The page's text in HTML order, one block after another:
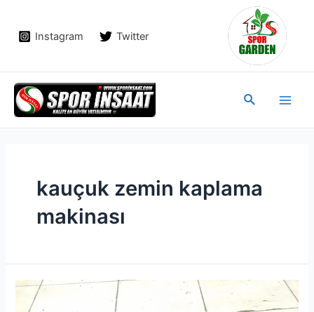
Instagram
Twitter
Arama
kauçuk zemin kaplama
makinası
Kauçuk
Zemin